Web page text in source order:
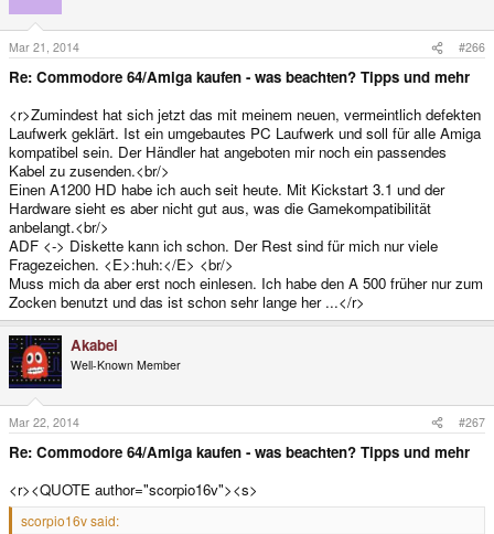
Mar 21, 2014 #266
Re: Commodore 64/Amiga kaufen - was beachten? Tipps und mehr
<r>Zumindest hat sich jetzt das mit meinem neuen, vermeintlich defekten
Laufwerk geklärt. Ist ein umgebautes PC Laufwerk und soll für alle Amiga
kompatibel sein. Der Händler hat angeboten mir noch ein passendes
Kabel zu zusenden.<br/>
Einen A1200 HD habe ich auch seit heute. Mit Kickstart 3.1 und der
Hardware sieht es aber nicht gut aus, was die Gamekompatibilität
anbelangt.<br/>
ADF <-> Diskette kann ich schon. Der Rest sind für mich nur viele
Fragezeichen. <E>:huh:</E> <br/>
Muss mich da aber erst noch einlesen. Ich habe den A 500 früher nur zum
Zocken benutzt und das ist schon sehr lange her ...</r>
Akabei
Well-Known Member
Mar 22, 2014 #267
Re: Commodore 64/Amiga kaufen - was beachten? Tipps und mehr
<r><QUOTE author="scorpio16v"><s>
scorpio16v said: